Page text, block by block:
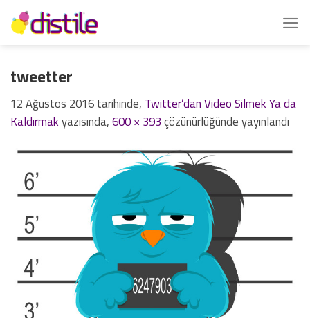
İçeriğe
atla
tweetter
12 Ağustos 2016tarihinde, Twitter’dan Video Silmek Ya da
Kaldırmakyazısında,600 × 393çözünürlüğünde yayınlandı